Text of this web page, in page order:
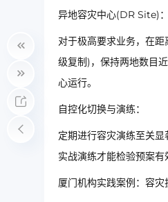
异地容灾中心(DR Site)：
对于极高要求业务，在
级复制)，保持两地数目
心运行。
自控化切换与演练：
定期进行容灾演练至关
实战演练才能检验预案有
厦门机构实践案例：容灾